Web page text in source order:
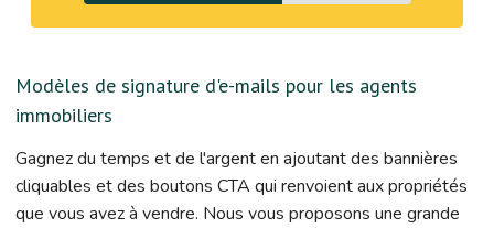
Modèles de signature d'e-mails pour les agents
immobiliers
Gagnez du temps et de l'argent en ajoutant des bannières
cliquables et des boutons CTA qui renvoient aux propriétés
que vous avez à vendre. Nous vous proposons une grande